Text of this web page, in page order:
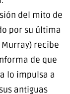
del mito de
por su última
Murray) recibe
de que
lo impulsa a
antiguas